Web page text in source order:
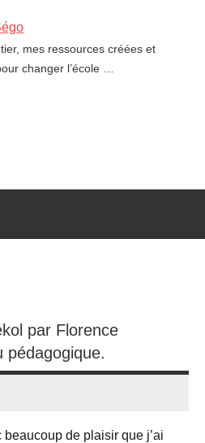
mes ressources créées et
changer l’école …
par Florence
pédagogique.
beaucoup de plaisir que j’ai